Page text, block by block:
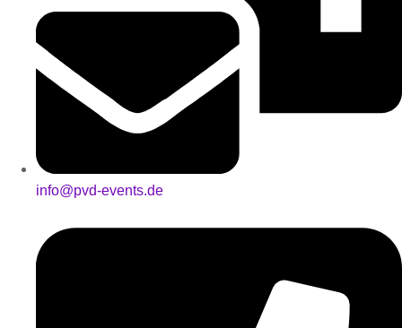
info@pvd-events.de